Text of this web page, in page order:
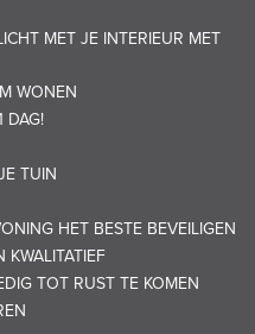
MET JE INTERIEUR MET
WONEN
DAG!
TUIN
HET BESTE BEVEILIGEN
TOT RUST TE KOMEN